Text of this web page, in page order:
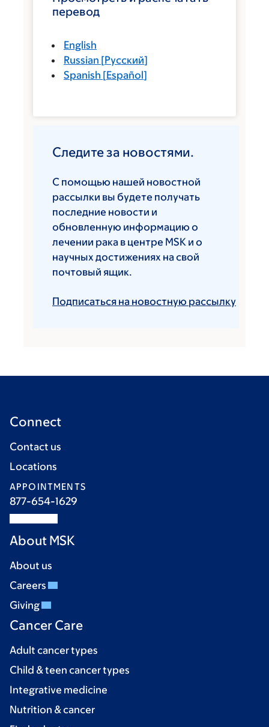
перевод
English
Russian [Русский]
Spanish [Español]
Следите за новостями.
С помощью нашей новостной
рассылки вы будете получать
последние новости и
обновленную информацию о
лечении рака в центре MSK и о
научных достижениях на свой
почтовый ящик.
Подписаться на новостную рассылку
Connect
Contact us
Locations
APPOINTMENTS
877-654-1629
About MSK
About us
Careers
Giving
Cancer Care
Adult cancer types
Child & teen cancer types
Integrative medicine
Nutrition & cancer